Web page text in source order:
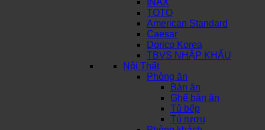
TOTO
American Standard
Caesar
Dorico Korea
TBVS NHẬP KHẨU
Nội Thất
Phòng ăn
Bàn ăn
Ghế bàn ăn
Tủ bếp
Tủ rượu